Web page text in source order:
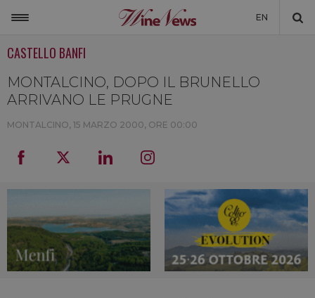
EN
MONDO
NON SOLO VINO
LA CANTINA DI WINENEWS
DICONO DI NOI
WINENEWS TV
CASTELLO BANFI
MONTALCINO, DOPO IL BRUNELLO
ARRIVANO LE PRUGNE
MONTALCINO, 15 MARZO 2000, ORE 00:00